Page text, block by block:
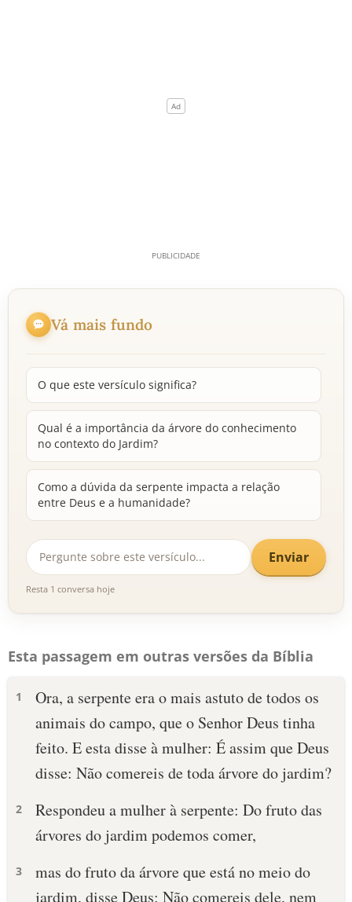
Vá mais fundo
O que este versículo significa?
Qual é a importância da árvore do conhecimento
no contexto do Jardim?
Como a dúvida da serpente impacta a relação
entre Deus e a humanidade?
Enviar
Resta 1 conversa hoje
Esta passagem em outras versões da Bíblia
1
Ora, a serpente era o mais astuto de todos os
animais do campo, que o Senhor Deus tinha
feito. E esta disse à mulher: É assim que Deus
disse: Não comereis de toda árvore do jardim?
2
Respondeu a mulher à serpente: Do fruto das
árvores do jardim podemos comer,
3
mas do fruto da árvore que está no meio do
jardim, disse Deus: Não comereis dele, nem